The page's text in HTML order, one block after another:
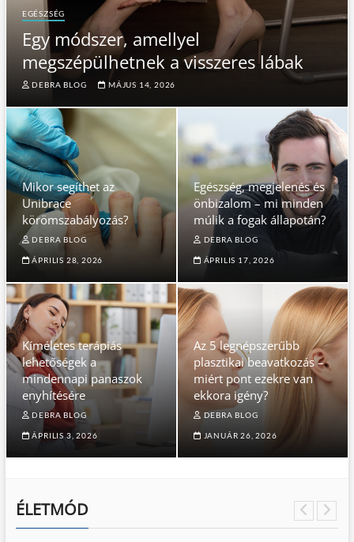
EGÉSZSÉG
Egy módszer, amellyel
megszépülhetnek a visszeres lábak
DEBRA BLOG MÁJUS 14, 2026
Mikor segíthet az
Unibrace
körömszabályozás?
DEBRA BLOG
ÁPRILIS 28, 2026
Egészség, megjelenés és
önbizalom – mi minden
múlik a fogak állapotán?
DEBRA BLOG
ÁPRILIS 17, 2026
Kíméletes terápiás
lehetőségek a
mindennapi panaszok
enyhítésére
DEBRA BLOG
ÁPRILIS 3, 2026
Az 5 legnépszerűbb
plasztikai beavatkozás –
miért pont ezekre van
ekkora igény?
DEBRA BLOG
JANUÁR 26, 2026
ÉLETMÓD